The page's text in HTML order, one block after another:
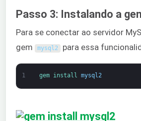
Passo 3: Instalando a
Para se conectar ao servidor
gem
mysql2 para essa
1 gem install mysql2